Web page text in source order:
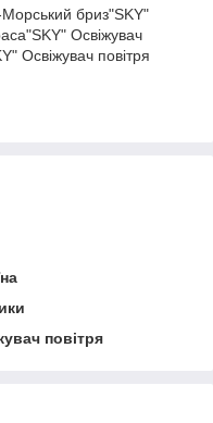
Морський бриз"SKY"
Освіжувач
Освіжувач повітря
повітря